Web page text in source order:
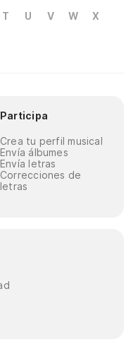
T U V W
X
Participa
Crea tu perfil musical
Envía álbumes
Envía letras
Correcciones de
letras